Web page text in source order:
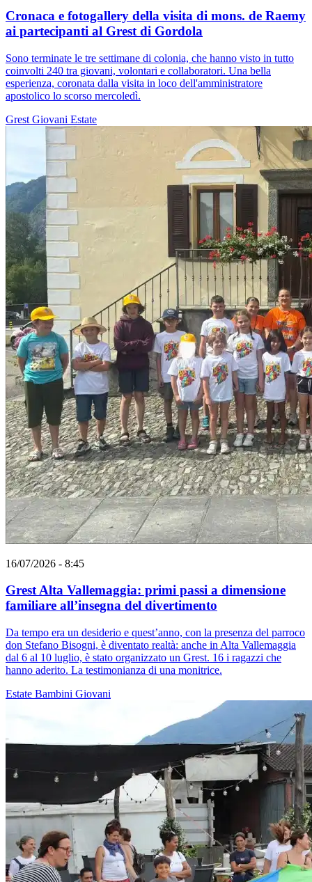
Cronaca e fotogallery della visita di mons. de Raemy
ai partecipanti al Grest di Gordola
Sono terminate le tre settimane di colonia, che hanno visto in tutto
coinvolti 240 tra giovani, volontari e collaboratori. Una bella
esperienza, coronata dalla visita in loco dell'amministratore
apostolico lo scorso mercoledì.
Grest Giovani Estate
16/07/2026 - 8:45
Grest Alta Vallemaggia: primi passi a dimensione
familiare all’insegna del divertimento
Da tempo era un desiderio e quest’anno, con la presenza del parroco
don Stefano Bisogni, è diventato realtà: anche in Alta Vallemaggia
dal 6 al 10 luglio, è stato organizzato un Grest. 16 i ragazzi che
hanno aderito. La testimonianza di una monitrice.
Estate Bambini Giovani